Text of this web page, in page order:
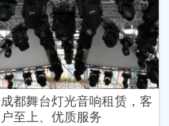
成都舞台灯光音响租赁，客
户至上、优质服务